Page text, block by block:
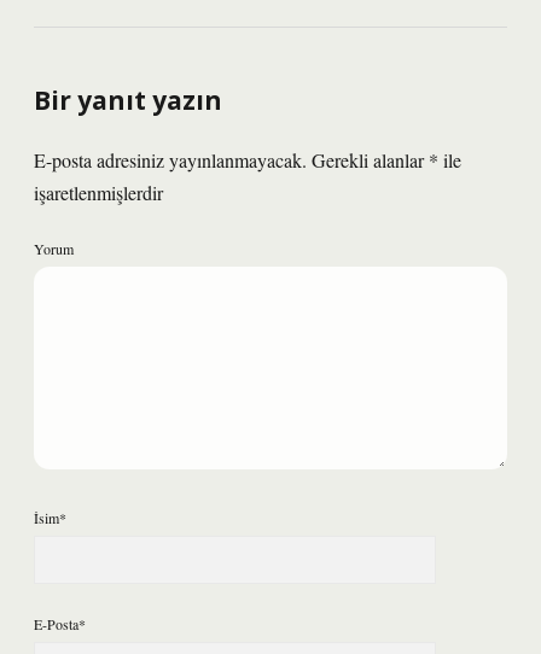
Bir yanıt yazın
E-posta adresiniz yayınlanmayacak. Gerekli alanlar* ile
işaretlenmişlerdir
Yorum
İsim*
E-Posta*